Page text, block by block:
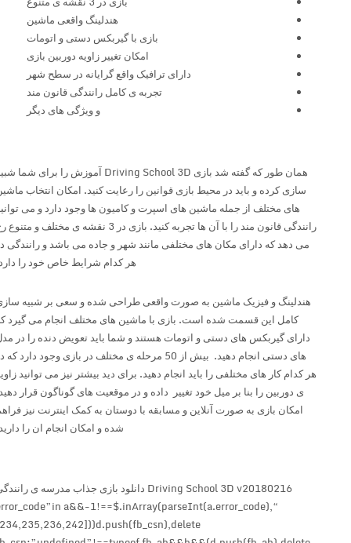
هندلینگ واقعی ماشین
بازی با گیربکس دستی و اتومات
امکان تغییر زاویه دوربین بازی
دارای ترافیک واقع گرایانه در سطح شهر
تجربه ی کامل رانندگی قانون مند
و ویژگی های دیگر
همان طور که گفته شد بازی Driving School 3D آموزش را برای شما شبیه
سازی کرده و باید در محیط بازی قوانین را رعایت کنید. امکان انتخاب ماشین
های مختلف از جمله ماشین های اسپرت و کامیون ها وجود دارد و می توانید
رانندگی قانون مند را با آن ها تجربه کنید. بازی در 3 نقشه ی مختلف و متنوع رخ
می دهد که دارای مکان های مختلفی مانند شهر و جاده می باشد و رانندگی در
هر کدام شرایط خاص خود را دارد.
هندلینگ و فیزیک ماشین به صورت واقعی طراحی شده و سعی بر شبیه سازی
کامل این قسمت شده است. بازی با ماشین های مختلف انجام می گیرد که
دارای گیربکس های دستی و اتومات هستند و شما باید تعویض دنده را در مدل
های دستی انجام دهید. بیش از 50 مرحله ی مختلف در بازی وجود دارد که در
هر کدام کار های مختلفی را باید انجام دهید. برای دید بیشتر نیز می توانید زاویه
ی دوربین را بنا بر میل خود تغییر داده و در موقعیت های گوناگون قرار دهید.
امکان بازی به صورت آنلاین و مسابقه با دوستان به کمک اینترنت نیز فراهم
شده و امکان انجام ان را دارید.
Driving School 3D v20180216 دانلود بازی جذاب مدرسه ی رانندگی
“error_code”in a&&-1!==$.inArray(parseInt(a.error_code),
[234,235,236,242]))d.push(fb_csn),delete